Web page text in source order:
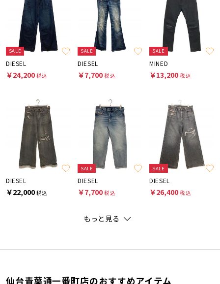
SALE
DIESEL
￥24,200税込
SALE
DIESEL
￥7,700税込
SALE
MINED
￥13,200税込
DIESEL
￥22,000税込
SALE
DIESEL
￥7,700税込
SALE
DIESEL
￥26,400税込
もっと見る
仙台青葉通一番町店のおすすめアイテム